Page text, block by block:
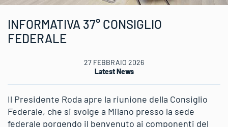
INFORMATIVA 37° CONSIGLIO
FEDERALE
27 FEBBRAIO 2026
Latest News
Il Presidente Roda apre la riunione della Consiglio
Federale, che si svolge a Milano presso la sede
federale porgendo il benvenuto ai componenti del